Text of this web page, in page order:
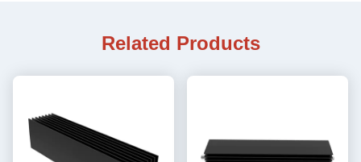
Related Products